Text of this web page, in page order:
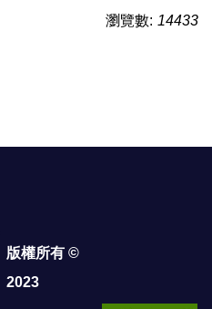
瀏覽數: 14433
版權所有 ©
2023